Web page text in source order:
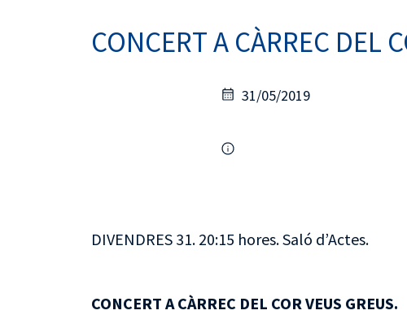
CONCERT A CÀRREC DEL
31/05/2019
DIVENDRES 31. 20:15 hores. Saló d’Actes.
CONCERT A CÀRREC DEL COR VEUS GREUS.